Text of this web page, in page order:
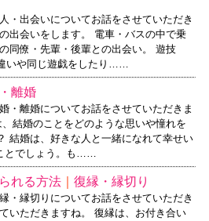
・出会いについてお話をさせていただき
出会いをします。 電車・バスの中で乗
同僚・先輩・後輩との出会い。 遊技
いや同じ遊戯をしたり……
離婚
・離婚についてお話をさせていただきま
結婚のことをどのような思いや憧れを
結婚は、好きな人と一緒になれて幸せい
とでしょう。も……
れる方法 ｜復縁・縁切り
・縁切りについてお話をさせていただき
いただきますね。 復縁は、お付き合い